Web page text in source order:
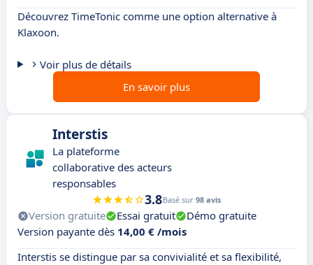
Découvrez TimeTonic comme une option alternative à
Klaxoon.
Voir plus de détails
En savoir plus
Interstis
La plateforme
collaborative des acteurs
responsables
3.8Basé sur 98 avis
Version gratuite Essai gratuit
Démo gratuite
Version payante dès 14,00 € /mois
Interstis se distingue par sa convivialité et sa flexibilité,